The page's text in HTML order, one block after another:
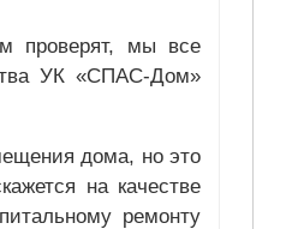
проверят, мы все
УК «СПАС-Дом»
дома, но это
на качестве
ремонту